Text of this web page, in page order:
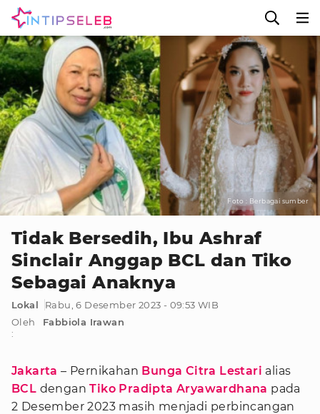
Foto : Berbagai sumber
Tidak Bersedih, Ibu Ashraf
Sinclair Anggap BCL dan Tiko
Sebagai Anaknya
Lokal
Rabu, 6 Desember 2023 - 09:53 WIB
Oleh
:
Fabbiola Irawan
Jakarta – Pernikahan Bunga Citra Lestari alias
BCL denganTiko Pradipta Aryawardhana pada
2 Desember 2023 masih menjadi perbincangan